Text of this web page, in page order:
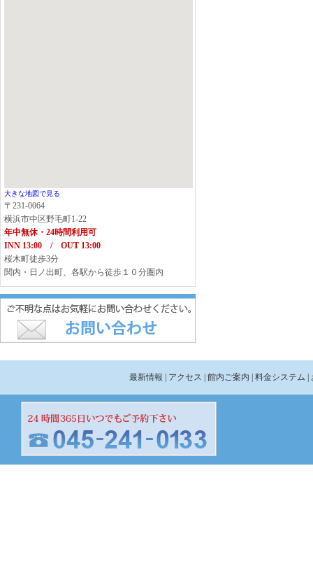
大きな地図で見る
〒231-0064
横浜市中区野毛町1-22
年中無休・24時間利用可
INN 13:00 / OUT 13:00
桜木町徒歩3分
関内・日ノ出町、各駅から徒歩１０分圏内
最新情報 | アクセス | 館内ご案内 | 料金システム